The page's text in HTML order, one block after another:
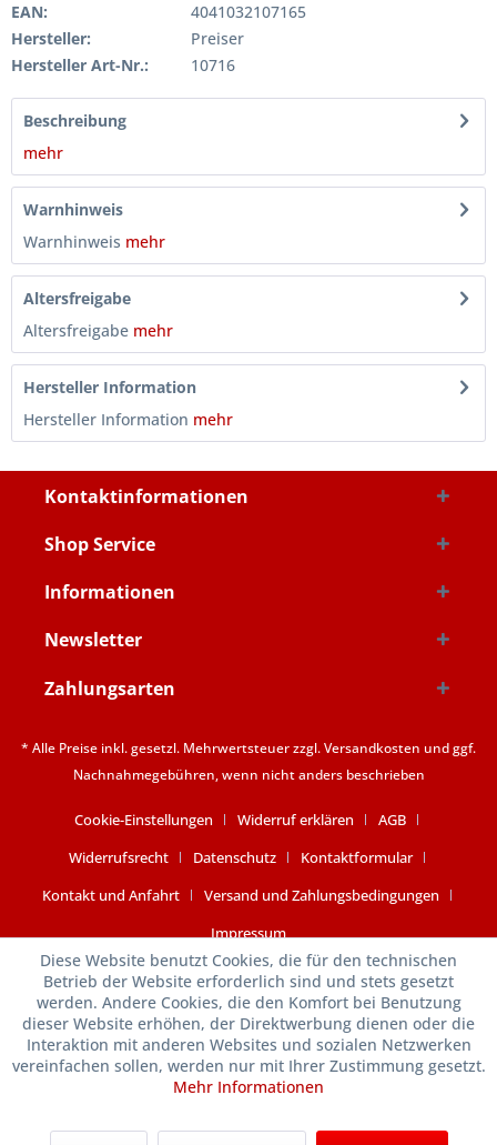
EAN:
4041032107165
Hersteller:
Preiser
Hersteller Art-Nr.:
10716
Beschreibung
mehr
Warnhinweis
Warnhinweis mehr
Altersfreigabe
Altersfreigabe mehr
Hersteller Information
Hersteller Information mehr
Kontaktinformationen
Shop Service
Informationen
Newsletter
Zahlungsarten
* Alle Preise inkl. gesetzl. Mehrwertsteuer zzgl.Versandkosten und ggf.
Nachnahmegebühren, wenn nicht anders beschrieben
Cookie-Einstellungen Widerruf erklären
AGB
Widerrufsrecht
Datenschutz
Kontaktformular
Kontakt und Anfahrt
Versand und Zahlungsbedingungen
Impressum
Diese Website benutzt Cookies, die für den technischen
Betrieb der Website erforderlich sind und stets gesetzt
werden. Andere Cookies, die den Komfort bei Benutzung
dieser Website erhöhen, der Direktwerbung dienen oder die
Interaktion mit anderen Websites und sozialen Netzwerken
vereinfachen sollen, werden nur mit Ihrer Zustimmung gesetzt.
Mehr Informationen